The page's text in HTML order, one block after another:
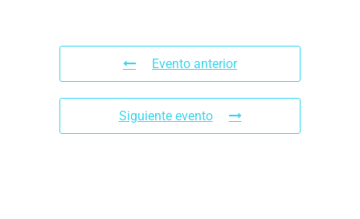
Evento anterior
Siguiente evento